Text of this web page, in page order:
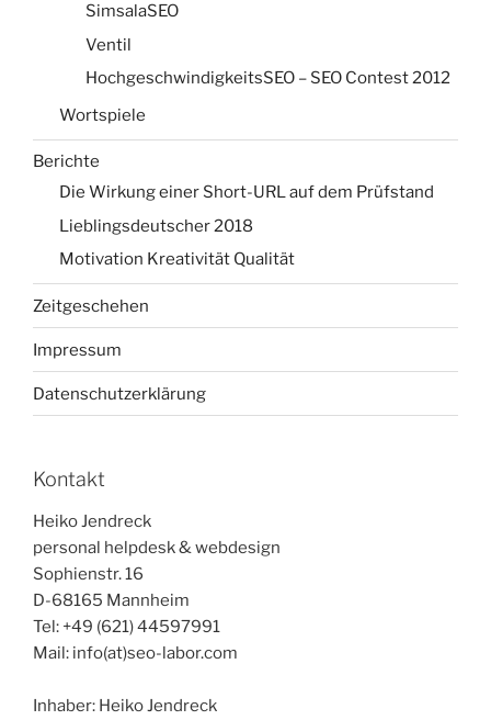
SimsalaSEO
Ventil
HochgeschwindigkeitsSEO – SEO Contest 2012
Wortspiele
Berichte
Die Wirkung einer Short-URL auf dem Prüfstand
Lieblingsdeutscher 2018
Motivation Kreativität Qualität
Zeitgeschehen
Impressum
Datenschutzerklärung
Kontakt
Heiko Jendreck
personal helpdesk & webdesign
Sophienstr. 16
D-68165 Mannheim
Tel: +49 (621) 44597991
Mail: info(at)seo-labor.com
Inhaber: Heiko Jendreck